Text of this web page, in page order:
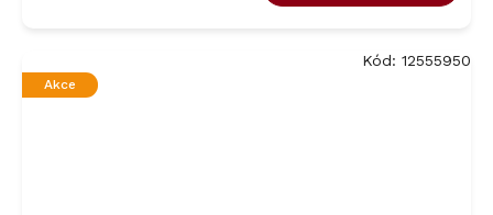
Akce
Kód: 12555950